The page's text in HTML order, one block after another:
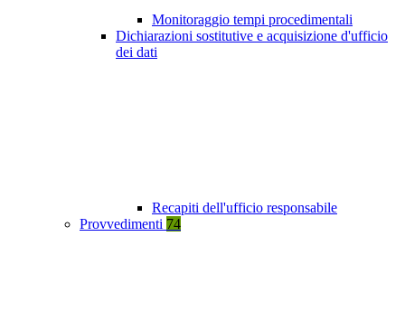
Monitoraggio tempi procedimentali
Dichiarazioni sostitutive e acquisizione d'ufficio
dei dati
Recapiti dell'ufficio responsabile
Provvedimenti 74